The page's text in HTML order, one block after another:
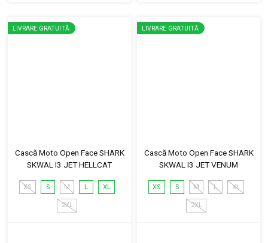
LIVRARE GRATUITĂ
Cască Moto Open Face SHARK
SKWAL I3 JET HELLCAT
XS S M L XL
2XL
LIVRARE GRATUITĂ
Cască Moto Open Face SHARK
SKWAL I3 JET VENUM
XS S M L XL
2XL